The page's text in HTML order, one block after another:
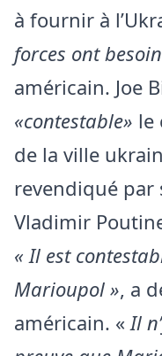
à fournir à
forces ont
américain. Joe
«contestable» le
de la ville
revendiqué par
Vladimir
« Il est
Marioupol », a
américain. « Il